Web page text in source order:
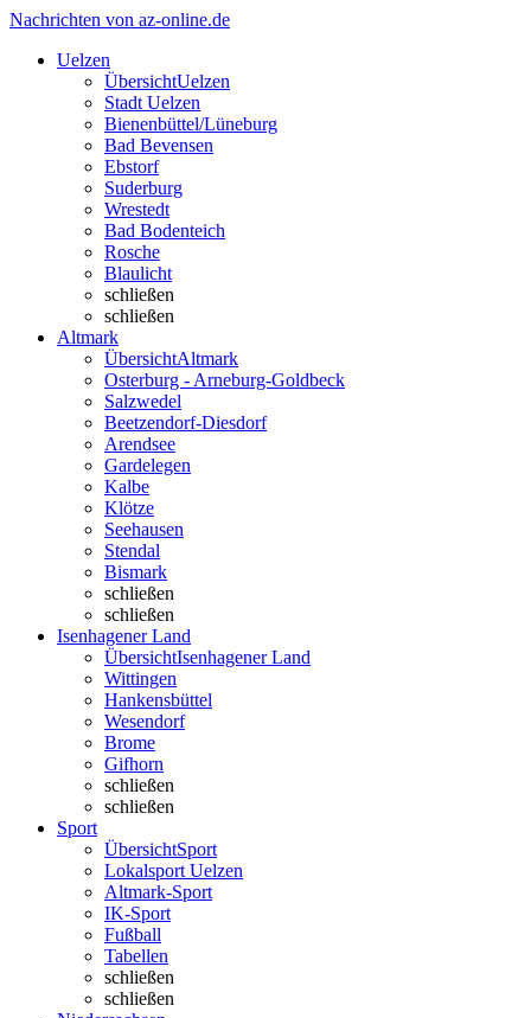
Nachrichten von az-online.de
Uelzen
ÜbersichtUelzen
Stadt Uelzen
Bienenbüttel/Lüneburg
Bad Bevensen
Ebstorf
Suderburg
Wrestedt
Bad Bodenteich
Rosche
Blaulicht
schließen
schließen
Altmark
ÜbersichtAltmark
Osterburg - Arneburg-Goldbeck
Salzwedel
Beetzendorf-Diesdorf
Arendsee
Gardelegen
Kalbe
Klötze
Seehausen
Stendal
Bismark
schließen
schließen
Isenhagener Land
ÜbersichtIsenhagener Land
Wittingen
Hankensbüttel
Wesendorf
Brome
Gifhorn
schließen
schließen
Sport
ÜbersichtSport
Lokalsport Uelzen
Altmark-Sport
IK-Sport
Fußball
Tabellen
schließen
schließen